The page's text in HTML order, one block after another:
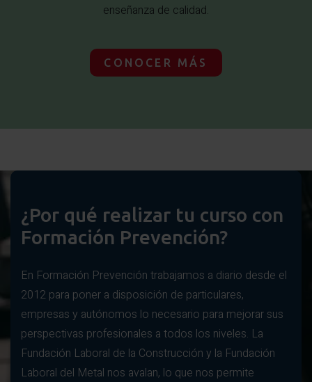
enseñanza de calidad.
CONOCER MÁS
¿Por qué realizar tu curso con
Formación Prevención?
En Formación Prevención trabajamos a diario desde el
2012 para poner a disposición de particulares,
empresas y autónomos lo necesario para mejorar sus
perspectivas profesionales a todos los niveles. La
Fundación Laboral de la Construcción y la Fundación
Laboral del Metal nos avalan, lo que nos permite